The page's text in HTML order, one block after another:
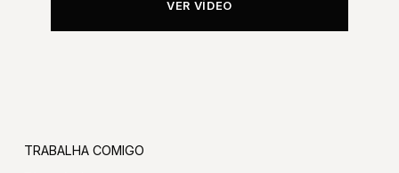
VER VÍDEO
TRABALHA COMIGO